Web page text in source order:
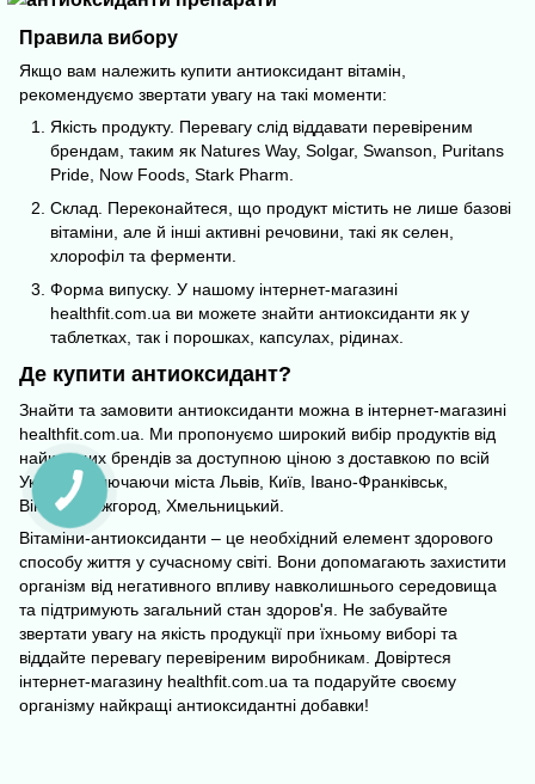
Правила вибору
Якщо вам належить купити антиоксидант вітамін,
рекомендуємо звертати увагу на такі моменти:
Якість продукту. Перевагу слід віддавати перевіреним
брендам, таким як Natures Way, Solgar, Swanson, Puritans
Pride, Now Foods, Stark Pharm.
Склад. Переконайтеся, що продукт містить не лише базові
вітаміни, але й інші активні речовини, такі як селен,
хлорофіл та ферменти.
Форма випуску. У нашому інтернет-магазині
healthfit.com.ua ви можете знайти антиоксиданти як у
таблетках, так і порошках, капсулах, рідинах.
Де купити антиоксидант?
Знайти та замовити антиоксиданти можна в інтернет-магазині
healthfit.com.ua . Ми пропонуємо широкий вибір продуктів від
найкращих брендів за доступною ціною з доставкою по всій
Україні, включаючи міста Львів, Київ, Івано-Франківськ,
Вінниця, Ужгород, Хмельницький.
Вітаміни-антиоксиданти – це необхідний елемент здорового
способу життя у сучасному світі. Вони допомагають захистити
організм від негативного впливу навколишнього середовища
та підтримують загальний стан здоров'я. Не забувайте
звертати увагу на якість продукції при їхньому виборі та
віддайте перевагу перевіреним виробникам. Довіртеся
інтернет-магазину healthfit.com.ua та подаруйте своєму
організму найкращі антиоксидантні добавки!